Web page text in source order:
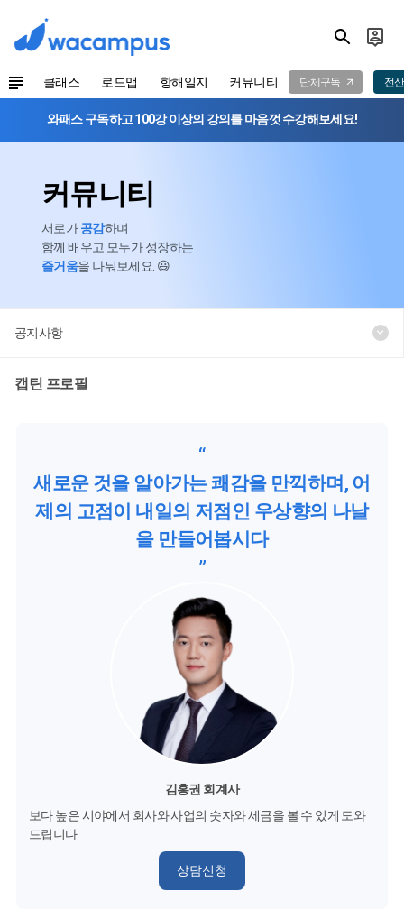
클래스 로드맵 항해일지 커뮤니티 단체구독 전
와패스 구독하고 100강 이상의 강의를 마음껏 수강해보세요!
커뮤니티
서로가공감하며
함께 배우고 모두가 성장하는
즐거움을 나눠보세요. 😃
공지사항
캡틴 프로필
김홍권 회계사
보다 높은 시야에서 회사와 사업의 숫자와 세금을 볼 수 있게 도와
드립니다
상담신청
“
새로운 것을 알아가는 쾌감을 만끽하며, 어
제의 고점이 내일의 저점인 우상향의 나날
을 만들어봅시다
”